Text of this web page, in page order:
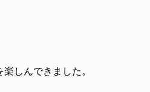
しんできました。